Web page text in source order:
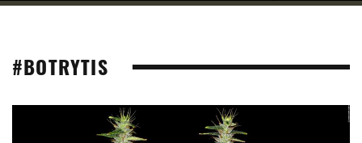
#BOTRYTIS